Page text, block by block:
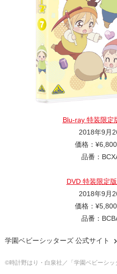
Blu-ray 特装限定
2018年9月
価格：¥6,800
品番：
DVD 特装限定版
2018年9月
価格：¥5,800
品番：
学園ベビーシッターズ 公式サイト
©時計野はり・白泉社／「学園ベビーシッ